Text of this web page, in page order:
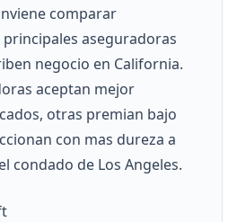
comparar
aseguradoras
negocio en California.
aceptan mejor
otras premian bajo
con mas dureza a
condado de Los Angeles.